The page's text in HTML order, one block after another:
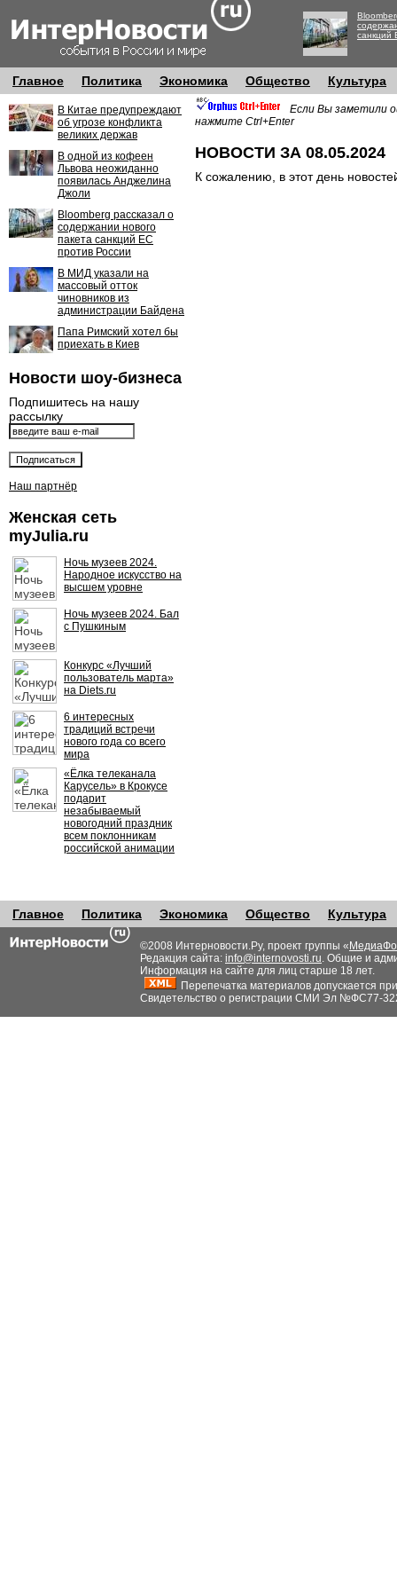
санкций
Главное Политика Экономика Общество Культура
В Китае предупреждают
об угрозе конфликта
великих держав
В одной из кофеен
Львова неожиданно
появилась Анджелина
Джоли
Bloomberg рассказал о
содержании нового
пакета санкций ЕС
против России
В МИД указали на
массовый отток
чиновников из
администрации Байдена
Папа Римский хотел бы
приехать в Киев
Новости шоу-бизнеса
Подпишитесь на нашу
рассылку
Наш партнёр
Женская сеть
myJulia.ru
Ночь музеев 2024.
Народное искусство на
высшем уровне
Ночь музеев 2024. Бал
с Пушкиным
Конкурс «Лучший
пользователь марта»
на Diets.ru
6 интересных
традиций встречи
нового года со всего
мира
«Ёлка телеканала
Карусель» в Крокусе
подарит
незабываемый
новогодний праздник
всем поклонникам
российской анимации
Если Вы заметили
нажмите Ctrl+Enter
НОВОСТИ ЗА 08.05.2024
К сожалению, в этот день
Главное Политика Экономика Общество Культура
©2008 Интерновости.Ру, проект группы «
Редакция сайта: info@internovosti.ru. Общие и
Информация на сайте для лиц старше 18 лет.
Перепечатка материалов допускается
Свидетельство о регистрации СМИ Эл №ФС77-